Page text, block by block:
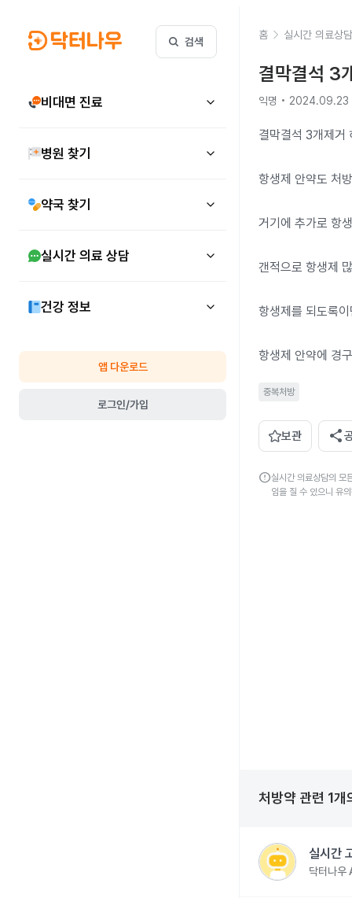
검색
비대면 진료
병원 찾기
약국 찾기
실시간 의료 상담
건강 정보
앱 다운로드
로그인/가입
홈 실시간 의료상담
결막결석 3
익명 • 2024.09.23
결막결석 3개제거
항생제 안약도 처
거기에 추가로 항
갠적으로 항생제
항생제를 되도록
항생제 안약에 경
중복처방
보관 share
error실시간 의료상담의 모
임을 질 수 있으니 유
처방약 관련 1개
실시간
닥터나우